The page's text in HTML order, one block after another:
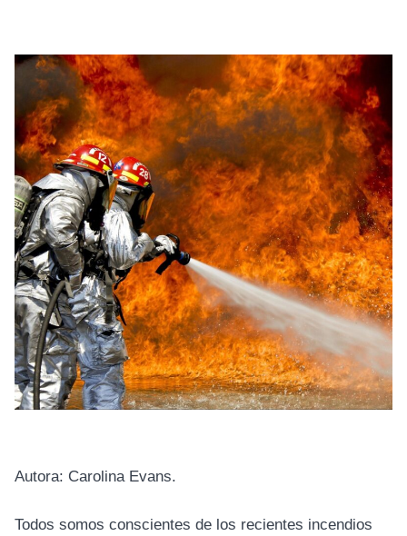
Autora: Carolina Evans.
Todos somos conscientes de los recientes incendios